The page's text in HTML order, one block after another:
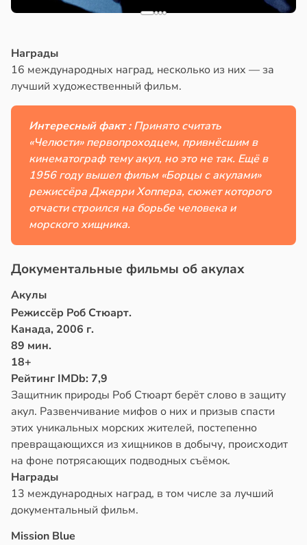
Награды
16 международных наград, несколько из них — за
лучший художественный фильм.
Интересный факт :Принято считать
«Челюсти» первопроходцем, привнёсшим в
кинематограф тему акул, но это не так. Ещё в
1956 году вышел фильм «Борцы с акулами»
режиссёра Джерри Хоппера, сюжет которого
отчасти строился на борьбе человека и
морского хищника.
Документальные фильмы об акулах
Акулы
Режиссёр Роб Стюарт.
Канада, 2006 г.
89 мин.
18+
Рейтинг IMDb: 7,9
Защитник природы Роб Стюарт берёт слово в защиту
акул. Развенчивание мифов о них и призыв спасти
этих уникальных морских жителей, постепенно
превращающихся из хищников в добычу, происходит
на фоне потрясающих подводных съёмок.
Награды
13 международных наград, в том числе за лучший
документальный фильм.
Mission Blue